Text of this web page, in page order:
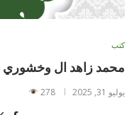
كتب
محمد زاهد ال وخشوري
يوليو 31, 2025 278